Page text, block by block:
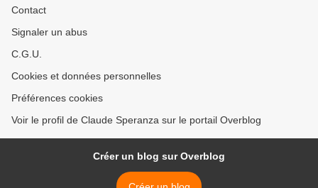
Contact
Signaler un abus
C.G.U.
Cookies et données personnelles
Préférences cookies
Voir le profil de Claude Speranza sur le portail Overblog
Créer un blog sur Overblog